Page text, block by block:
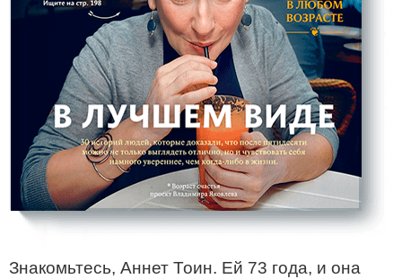
Знакомьтесь, Аннет Тоин. Ей 73 года, и она